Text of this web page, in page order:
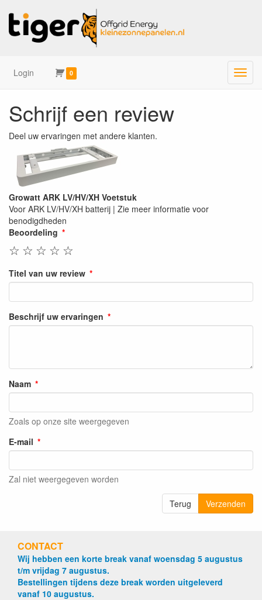
Login 0 Menu
Schrijf een review
Deel uw ervaringen met andere klanten.
Growatt ARK LV/HV/XH Voetstuk
Voor ARK LV/HV/XH batterij | Zie meer informatie voor
benodigdheden
Beoordeling
☆
☆
☆
☆
☆
Titel van uw review
Beschrijf uw ervaringen
Naam
Zoals op onze site weergegeven
E-mail
Zal niet weergegeven worden
Terug Verzenden
CONTACT
Wij hebben een korte break vanaf woensdag 5 augustus
t/m vrijdag 7 augustus.
Bestellingen tijdens deze break worden uitgeleverd
vanaf 10 augustus.